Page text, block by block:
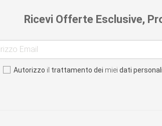
Ricevi Offerte Esclusive,
Autorizzo il trattamento dei miei dati personali